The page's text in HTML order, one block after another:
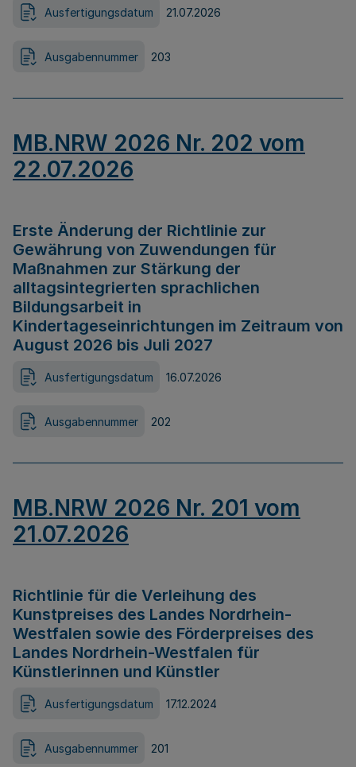
Ausfertigungsdatum 21.07.2026
Ausgabennummer 203
MB.NRW 2026 Nr. 202 vom
22.07.2026
Erste Änderung der Richtlinie zur
Gewährung von Zuwendungen für
Maßnahmen zur Stärkung der
alltagsintegrierten sprachlichen
Bildungsarbeit in
Kindertageseinrichtungen im Zeitraum von
August 2026 bis Juli 2027
Ausfertigungsdatum 16.07.2026
Ausgabennummer 202
MB.NRW 2026 Nr. 201 vom
21.07.2026
Richtlinie für die Verleihung des
Kunstpreises des Landes Nordrhein-
Westfalen sowie des Förderpreises des
Landes Nordrhein-Westfalen für
Künstlerinnen und Künstler
Ausfertigungsdatum 17.12.2024
Ausgabennummer 201